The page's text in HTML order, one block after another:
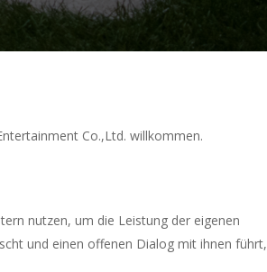
Co.,Ltd. willkommen.
nutzen, um die Leistung der eigenen
und einen offenen Dialog mit ihnen führt,